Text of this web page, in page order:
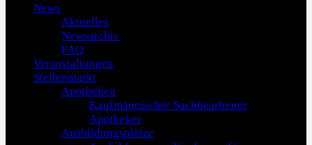
News
Aktuelles
Newsarchiv
FAQ
Veranstaltungen
Stellenmarkt
Apotheken
Kaufmännischer Sachbearbeiter
Apotheker
Ausbildungsplätze